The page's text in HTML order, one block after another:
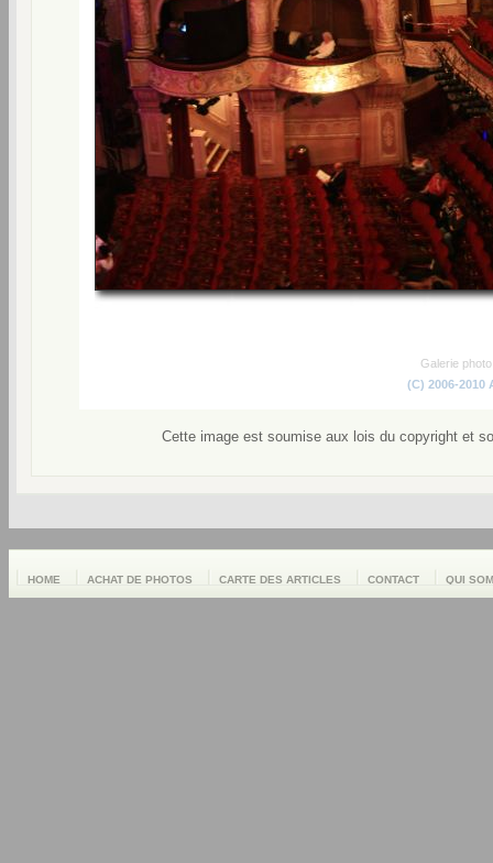
Galerie
(C) 2006-2010
Cette image est soumise aux lois du copyright et
HOME ACHAT DE PHOTOS CARTE DES ARTICLES CONTACT QUI